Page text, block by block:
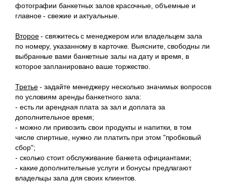
фотографии банкетных залов красочные, объемные и
главное - свежие и актуальные.
Второе- свяжитесь с менеджером или владельцем зала
по номеру, указанному в карточке. Выясните, свободны ли
выбранные вами банкетные залы на дату и время, в
которое запланировано ваше торжество.
Третье- задайте менеджеру несколько значимых вопросов
по условиям аренды банкетного зала:
- есть ли арендная плата за зал и доплата за
дополнительное время;
- можно ли привозить свои продукты и напитки, в том
числе спиртные, нужно ли платить при этом "пробковый
сбор";
- сколько стоит обслуживание банкета официантами;
- какие дополнительные услуги и бонусы предлагают
владельцы зала для своих клиентов.